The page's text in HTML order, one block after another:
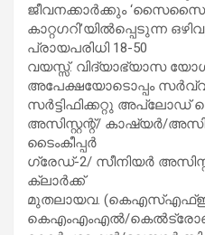
ജീവനക്കാര്‍ക്കും
കാറ്റഗറി’യില്‍പ്പെടുന്ന
പ്രായപരിധി 18-50
വയസ്സ്. വിദ്യാഭ്യാസ
അപേക്ഷയോടൊപ്പം
സര്‍ട്ടിഫിക്കറ്റു അപ്‌ലോഡ്
അസിസ്റ്റന്റ്/ കാഷ്യര്‍/
ടൈംകീപ്പര്‍
ഗ്രേഡ്-2/ സീനിയര്‍
ക്ലാര്‍ക്ക്
മുതലായവ.
കെഎംഎംഎല്‍/